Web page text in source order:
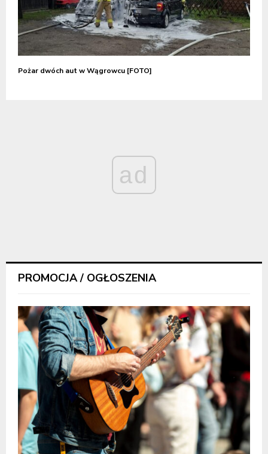
Pożar dwóch aut w Wągrowcu [FOTO]
ad
PROMOCJA / OGŁOSZENIA